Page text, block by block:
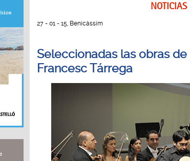
27 - 01 - 15, Benicàssim
Seleccionadas las obras
Francesc Tárrega